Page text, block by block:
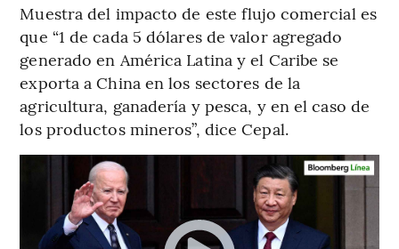
Muestra del impacto de este flujo comercial es
que “1 de cada 5 dólares de valor agregado
generado en América Latina y el Caribe se
exporta a China en los sectores de la
agricultura, ganadería y pesca, y en el caso de
los productos mineros”, dice Cepal.